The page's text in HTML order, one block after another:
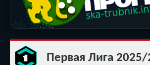
Первая Лига 2025/